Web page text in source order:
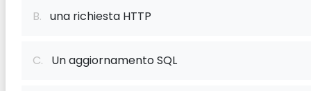
B. una richiesta HTTP
C. Un aggiornamento SQL